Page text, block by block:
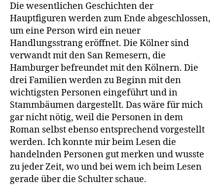
Die wesentlichen Geschichten der
Hauptfiguren werden zum Ende abgeschlossen,
um eine Person wird ein neuer
Handlungsstrang eröffnet. Die Kölner sind
verwandt mit den San Remesern, die
Hamburger befreundet mit den Kölnern. Die
drei Familien werden zu Beginn mit den
wichtigsten Personen eingeführt und in
Stammbäumen dargestellt. Das wäre für mich
gar nicht nötig, weil die Personen in dem
Roman selbst ebenso entsprechend vorgestellt
werden. Ich konnte mir beim Lesen die
handelnden Personen gut merken und wusste
zu jeder Zeit, wo und bei wem ich beim Lesen
gerade über die Schulter schaue.